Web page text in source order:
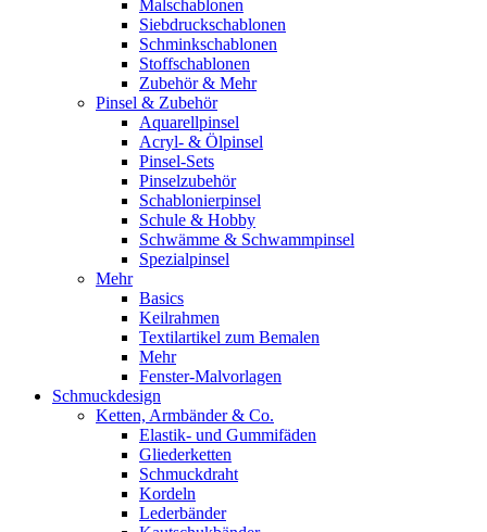
Malschablonen
Siebdruckschablonen
Schminkschablonen
Stoffschablonen
Zubehör & Mehr
Pinsel & Zubehör
Aquarellpinsel
Acryl- & Ölpinsel
Pinsel-Sets
Pinselzubehör
Schablonierpinsel
Schule & Hobby
Schwämme & Schwammpinsel
Spezialpinsel
Mehr
Basics
Keilrahmen
Textilartikel zum Bemalen
Mehr
Fenster-Malvorlagen
Schmuckdesign
Ketten, Armbänder & Co.
Elastik- und Gummifäden
Gliederketten
Schmuckdraht
Kordeln
Lederbänder